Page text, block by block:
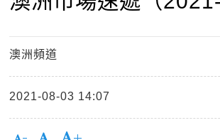
澳洲頻道
2021-08-03 14:07